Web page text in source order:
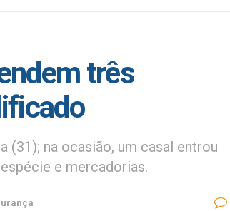
três
(31); na ocasião, um casal entrou
e mercadorias.